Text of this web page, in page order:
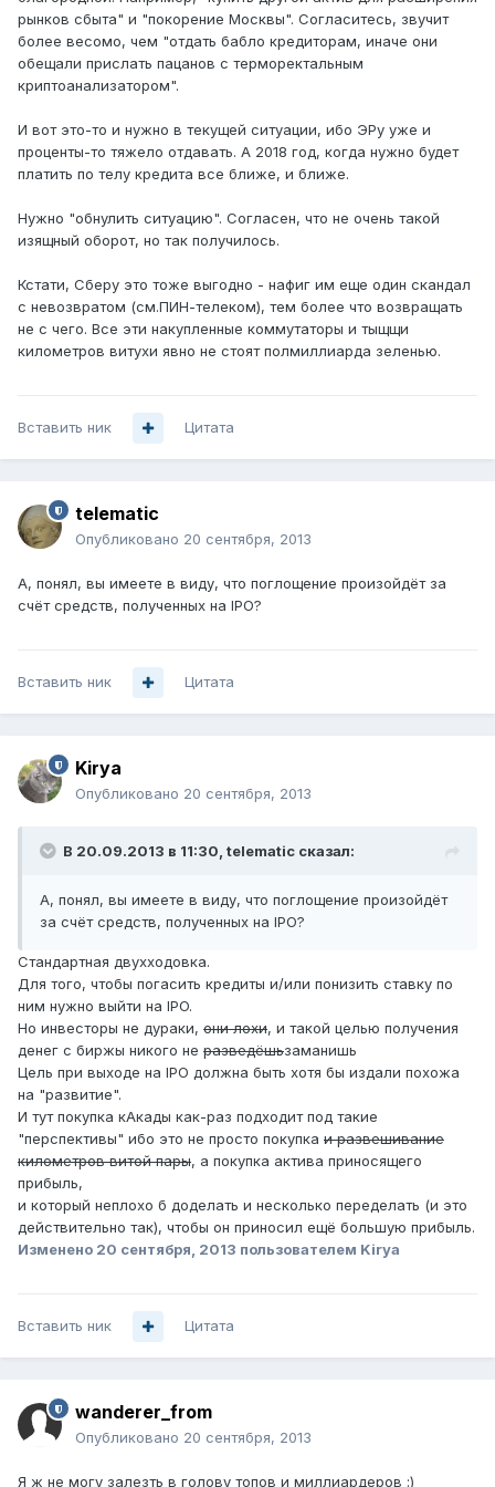
рынков сбыта" и "покорение Москвы". Согласитесь, звучит
более весомо, чем "отдать бабло кредиторам, иначе они
обещали прислать пацанов с терморектальным
криптоанализатором".
И вот это-то и нужно в текущей ситуации, ибо ЭРу уже и
проценты-то тяжело отдавать. А 2018 год, когда нужно будет
платить по телу кредита все ближе, и ближе.
Нужно "обнулить ситуацию". Согласен, что не очень такой
изящный оборот, но так получилось.
Кстати, Сберу это тоже выгодно - нафиг им еще один скандал
с невозвратом (см.ПИН-телеком), тем более что возвращать
не с чего. Все эти накупленные коммутаторы и тыщщи
километров витухи явно не стоят полмиллиарда зеленью.
Вставить ник Цитата
telematic
Опубликовано 20 сентября, 2013
А, понял, вы имеете в виду, что поглощение произойдёт за
счёт средств, полученных на IPO?
Вставить ник Цитата
Kirya
Опубликовано 20 сентября, 2013
В 20.09.2013 в 11:30, telematic сказал:
А, понял, вы имеете в виду, что поглощение произойдёт
за счёт средств, полученных на IPO?
Стандартная двухходовка.
Для того, чтобы погасить кредиты и/или понизить ставку по
ним нужно выйти на IPO.
Но инвесторы не дураки, они лохи, и такой целью получения
денег с биржы никого не разведёшьзаманишь
Цель при выходе на IPO должна быть хотя бы издали похожа
на "развитие".
И тут покупка кАкады как-раз подходит под такие
"перспективы" ибо это не просто покупка и развешивание
километров витой пары, а покупка актива приносящего
прибыль,
и который неплохо б доделать и несколько переделать (и это
действительно так), чтобы он приносил ещё большую прибыль.
Изменено 20 сентября, 2013 пользователем Kirya
Вставить ник Цитата
wanderer_from
Опубликовано 20 сентября, 2013
Я ж не могу залезть в голову топов и миллиардеров :)